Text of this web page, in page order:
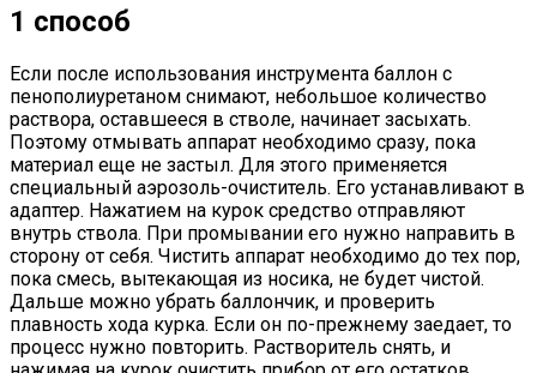
1 способ
Если после использования инструмента баллон с
пенополиуретаном снимают, небольшое количество
раствора, оставшееся в стволе, начинает засыхать.
Поэтому отмывать аппарат необходимо сразу, пока
материал еще не застыл. Для этого применяется
специальный аэрозоль-очиститель. Его устанавливают в
адаптер. Нажатием на курок средство отправляют
внутрь ствола. При промывании его нужно направить в
сторону от себя. Чистить аппарат необходимо до тех пор,
пока смесь, вытекающая из носика, не будет чистой.
Дальше можно убрать баллончик, и проверить
плавность хода курка. Если он по-прежнему заедает, то
процесс нужно повторить. Растворитель снять, и